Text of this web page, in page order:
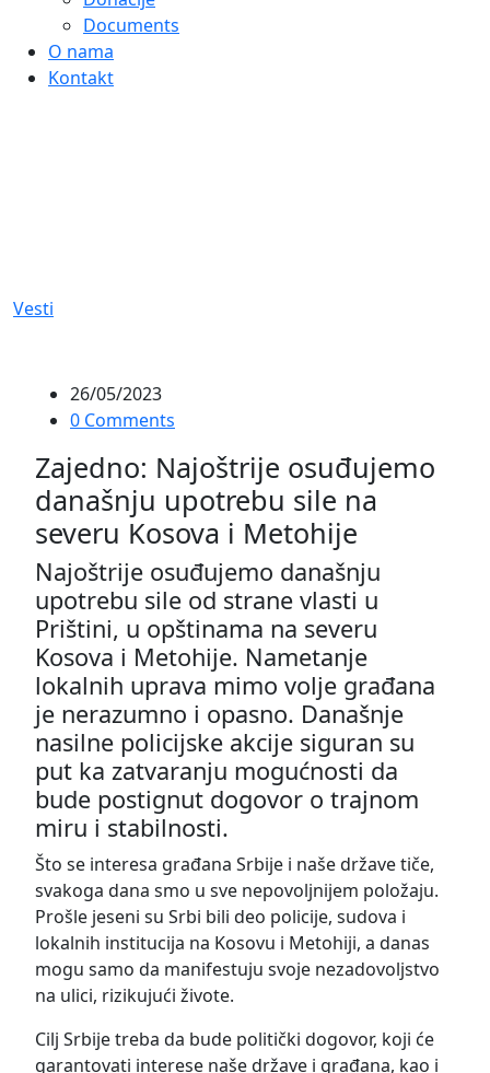
Documents
O nama
Kontakt
Vesti
26/05/2023
0 Comments
Zajedno: Najoštrije osuđujemo
današnju upotrebu sile na
severu Kosova i Metohije
Najoštrije osuđujemo današnju
upotrebu sile od strane vlasti u
Prištini, u opštinama na severu
Kosova i Metohije. Nametanje
lokalnih uprava mimo volje građana
je nerazumno i opasno. Današnje
nasilne policijske akcije siguran su
put ka zatvaranju mogućnosti da
bude postignut dogovor o trajnom
miru i stabilnosti.
Što se interesa građana Srbije i naše države tiče,
svakoga dana smo u sve nepovoljnijem položaju.
Prošle jeseni su Srbi bili deo policije, sudova i
lokalnih institucija na Kosovu i Metohiji, a danas
mogu samo da manifestuju svoje nezadovoljstvo
na ulici, rizikujući živote.
Cilj Srbije treba da bude politički dogovor, koji će
garantovati interese naše države i građana, kao i